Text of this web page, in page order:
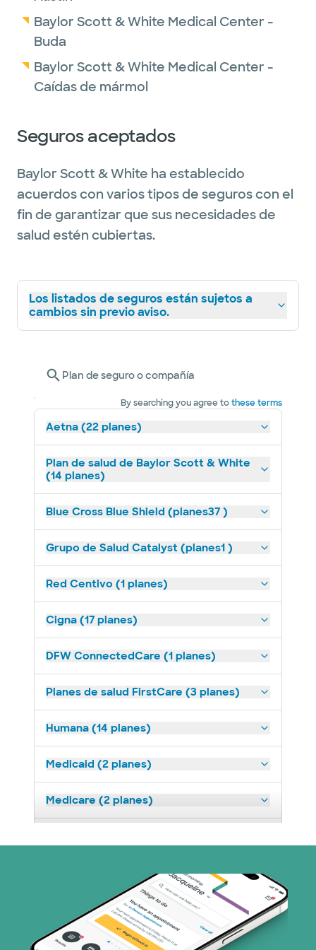
Baylor Scott & White Medical Center -
Buda
Baylor Scott & White Medical Center -
Caídas de mármol
Seguros aceptados
Baylor Scott & White ha establecido
acuerdos con varios tipos de seguros con el
fin de garantizar que sus necesidades de
salud estén cubiertas.
Los listados de seguros están sujetos a
cambios sin previo aviso.
Plan de seguro o compañía
By searching you agree tothese terms
Aetna (22 planes)
Plan de salud de Baylor Scott & White
(14 planes)
Blue Cross Blue Shield (planes37 )
Grupo de Salud Catalyst (planes1 )
Red Centivo (1 planes)
Cigna (17 planes)
DFW ConnectedCare (1 planes)
Planes de salud FirstCare (3 planes)
Humana (14 planes)
Medicaid (2 planes)
Medicare (2 planes)
Prism Electric (1 planes)
Plan de Salud Superior (19 planes)